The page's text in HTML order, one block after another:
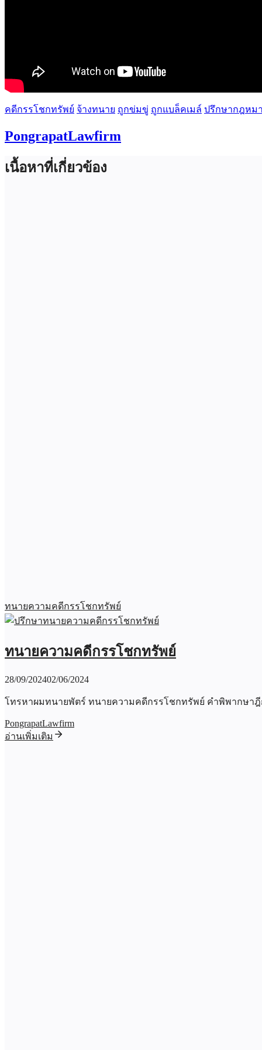
คดีกรรโชกทรัพย์ จ้างทนาย ถูกข่มขู่ ถูกแบล็คเมล์ ปรึกษากฎหม
PongrapatLawfirm
เนื้อหาที่เกี่ยวข้อง
ทนายความคดีกรรโชกทรัพย์
ทนายความคดีกรรโชกทรัพย์
28/09/202402/06/2024
โทรหาผมทนายพัตร์ ทนายความคดีกรรโชกทรัพย์ คำพิพากษา
PongrapatLawfirm
อ่านเพิ่มเติม